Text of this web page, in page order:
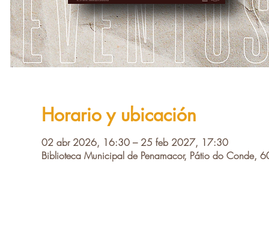
Horario y ubicación
02 abr 2026, 16:30 – 25 feb 2027, 17:30
Biblioteca Municipal de Penamacor, Pátio do Conde,